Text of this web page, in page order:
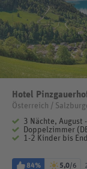
Hotel
Österreich /
3 Nächte, August
Doppelzimmer
1-2 Kinder bis
84% 5,0/6